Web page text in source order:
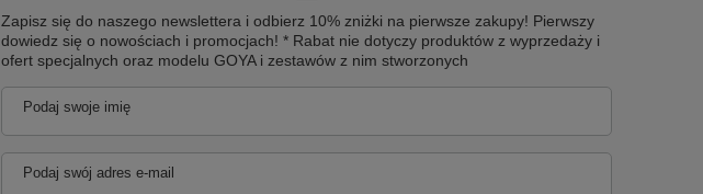
Zapisz się do naszego newslettera i odbierz 10% zniżki na pierwsze zakupy! Pierwszy
dowiedz się o nowościach i promocjach! * Rabat nie dotyczy produktów z wyprzedaży i
ofert specjalnych oraz modelu GOYA i zestawów z nim stworzonych
Podaj swoje imię
Podaj swój adres e-mail